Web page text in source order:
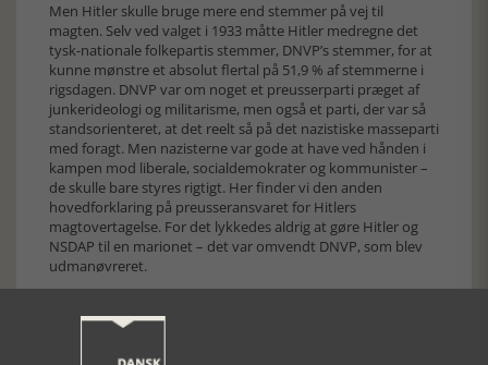
Men Hitler skulle bruge mere end stemmer på vej til
magten. Selv ved valget i 1933 måtte Hitler medregne det
tysk-nationale folkepartis stemmer, DNVP’s stemmer, for at
kunne mønstre et absolut flertal på 51,9 % af stemmerne i
rigsdagen. DNVP var om noget et preusserparti præget af
junkerideologi og militarisme, men også et parti, der var så
standsorienteret, at det reelt så på det nazistiske masseparti
med foragt. Men nazisterne var gode at have ved hånden i
kampen mod liberale, socialdemokrater og kommunister –
de skulle bare styres rigtigt. Her finder vi den anden
hovedforklaring på preusseransvaret for Hitlers
magtovertagelse. For det lykkedes aldrig at gøre Hitler og
NSDAP til en marionet – det var omvendt DNVP, som blev
udmanøvreret.
Det skyldes for det tredje, at det lykkedes Hitler at lave en
form for uformelt kompromis med den tyske hærledelse.
Hæren, og det ville mere end noget andet sige den
preussiske junkerklasse, der nærmest havde patent på de